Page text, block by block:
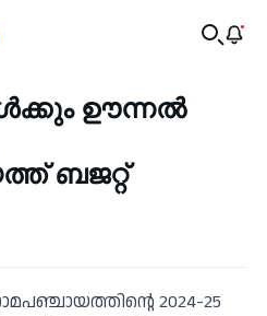
ഊന്നൽ
ബജറ്റ്
2024-25